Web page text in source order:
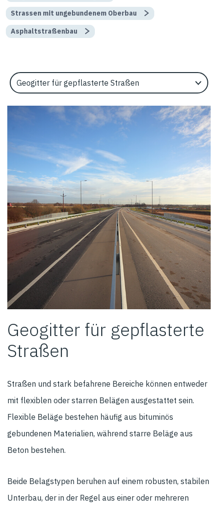
Strassen mit ungebundenem Oberbau
Asphaltstraßenbau
Select an Application Feature
Geogitter für gepflasterte
Straßen
Straßen und stark befahrene Bereiche können entweder
mit flexiblen oder starren Belägen ausgestattet sein.
Flexible Beläge bestehen häufig aus bituminös
gebundenen Materialien, während starre Beläge aus
Beton bestehen.
Beide Belagstypen beruhen auf einem robusten, stabilen
Unterbau, der in der Regel aus einer oder mehreren